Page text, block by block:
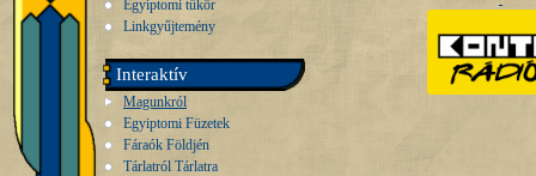
Egyiptomi tükör
Linkgyűjtemény
Interaktív
Magunkról
Egyiptomi Füzetek
Fáraók Földjén
Tárlatról Tárlatra